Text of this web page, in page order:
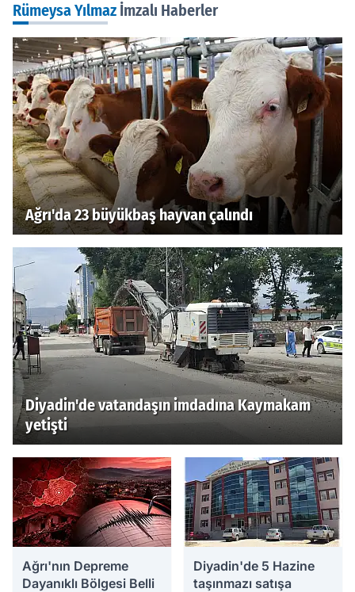
Rümeysa Yılmaz İmzalı Haberler
Ağrı'da 23 büyükbaş hayvan çalındı
Diyadin'de vatandaşın imdadına Kaymakam
yetişti
Ağrı'nın Depreme
Dayanıklı Bölgesi Belli
Diyadin'de 5 Hazine
taşınmazı satışa